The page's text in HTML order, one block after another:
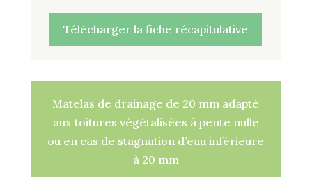
Télécharger la fiche récapitulative
Matelas de drainage de 20 mm adapté
aux toitures végétalisées à pente nulle
ou en cas de stagnation d’eau inférieure
à 20 mm